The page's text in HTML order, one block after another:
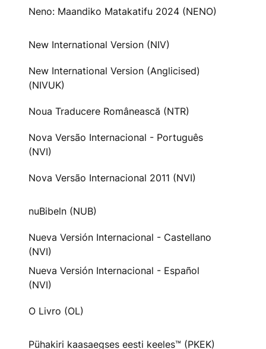
Neno: Maandiko Matakatifu 2024 (NENO)
New International Version (NIV)
New International Version (Anglicised)
(NIVUK)
Noua Traducere Românească (NTR)
Nova Versão Internacional - Português
(NVI)
Nova Versão Internacional 2011 (NVI)
nuBibeln (NUB)
Nueva Versión Internacional - Castellano
(NVI)
Nueva Versión Internacional - Español
(NVI)
O Livro (OL)
Pühakiri kaasaegses eesti keeles™ (PKEK)